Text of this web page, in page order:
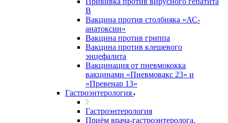
В
Вакцина против столбняка «АС-
анатоксин»
Вакцина против гриппа
Вакцина против клещевого
энцефалита
Вакцинация от пневмококка
вакцинами «Пневмовакс 23» и
«Превенар 13»
Гастроэнтерология
Гастроэнтерология
Приём врача-гастроэнтеролога,